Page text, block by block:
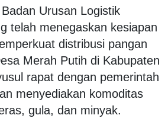
Urusan Logistik
telah menegaskan kesiapan
distribusi pangan
Merah Putih di Kabupaten
rapat dengan pemerintah
menyediakan komoditas
gula, dan minyak.